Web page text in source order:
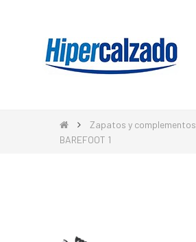
Zapatos y complementos
BAREFOOT 1